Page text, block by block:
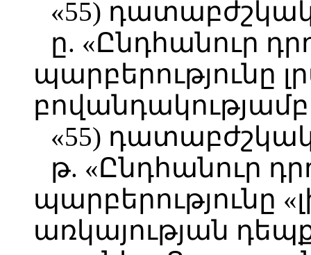
«55)
ը. «Ընդհանուր
պարբերությունը
բովանդակությամբ
«55)
թ. «Ընդհանուր
պարբերությունը
առկայության